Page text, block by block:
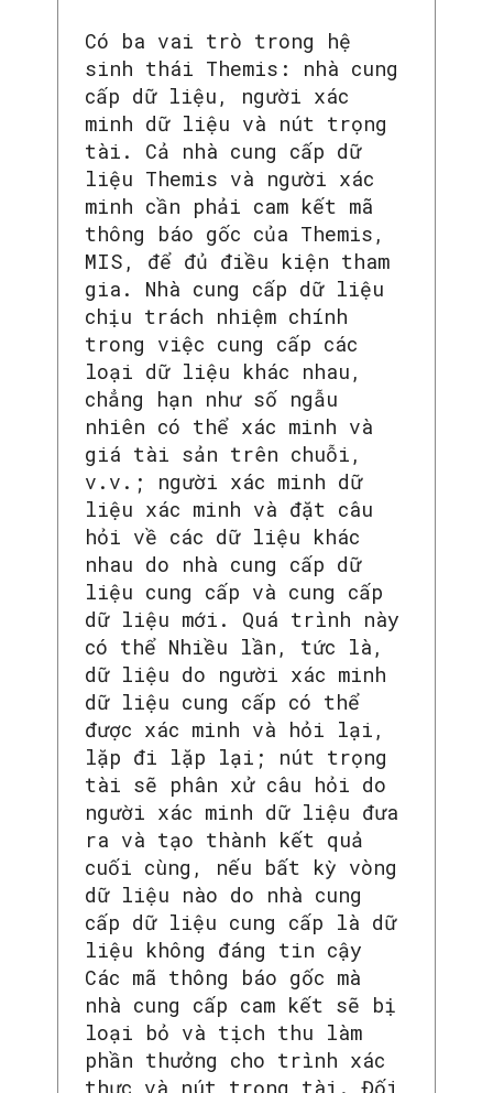
Có ba vai trò trong hệ
sinh thái Themis: nhà cung
cấp dữ liệu, người xác
minh dữ liệu và nút trọng
tài. Cả nhà cung cấp dữ
liệu Themis và người xác
minh cần phải cam kết mã
thông báo gốc của Themis,
MIS, để đủ điều kiện tham
gia. Nhà cung cấp dữ liệu
chịu trách nhiệm chính
trong việc cung cấp các
loại dữ liệu khác nhau,
chẳng hạn như số ngẫu
nhiên có thể xác minh và
giá tài sản trên chuỗi,
v.v.; người xác minh dữ
liệu xác minh và đặt câu
hỏi về các dữ liệu khác
nhau do nhà cung cấp dữ
liệu cung cấp và cung cấp
dữ liệu mới. Quá trình này
có thể Nhiều lần, tức là,
dữ liệu do người xác minh
dữ liệu cung cấp có thể
được xác minh và hỏi lại,
lặp đi lặp lại; nút trọng
tài sẽ phân xử câu hỏi do
người xác minh dữ liệu đưa
ra và tạo thành kết quả
cuối cùng, nếu bất kỳ vòng
dữ liệu nào do nhà cung
cấp dữ liệu cung cấp là dữ
liệu không đáng tin cậy
Các mã thông báo gốc mà
nhà cung cấp cam kết sẽ bị
loại bỏ và tịch thu làm
phần thưởng cho trình xác